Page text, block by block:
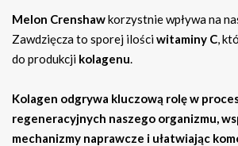
Melon Crenshawkorzystnie wpływa na
Zawdzięcza to sporej ilościwitaminy C,
do produkcji kolagenu.
Kolagen odgrywa kluczową rolę w
regeneracyjnych naszego organizmu,
mechanizmy naprawcze i ułatwiając